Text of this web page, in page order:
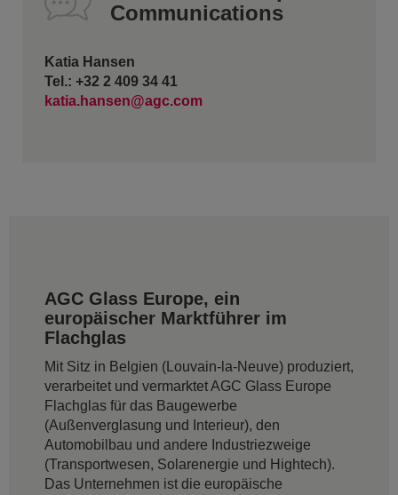
Communications
Katia Hansen
Tel.: +32 2 409 34 41
katia.hansen@agc.com
AGC Glass Europe, ein
europäischer Marktführer im
Flachglas
Mit Sitz in Belgien (Louvain-la-Neuve) produziert,
verarbeitet und vermarktet AGC Glass Europe
Flachglas für das Baugewerbe
(Außenverglasung und Interieur), den
Automobilbau und andere Industriezweige
(Transportwesen, Solarenergie und Hightech).
Das Unternehmen ist die europäische